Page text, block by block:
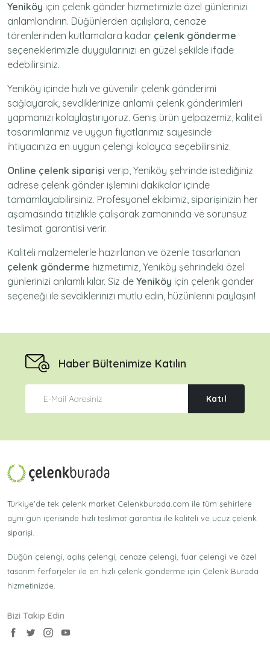
Yeniköy için çelenk gönder hizmetimizle özel günlerinizi
anlamlandırın. Düğünlerden açılışlara, cenaze
törenlerinden kutlamalara kadar çelenk gönderme
seçeneklerimizle duygularınızı en güzel şekilde ifade
edebilirsiniz.
Yeniköy içinde hızlı ve güvenilir çelenk gönderimi
sağlayarak, sevdiklerinize anlamlı çelenk gönderimleri
yapmanızı kolaylaştırıyoruz. Geniş ürün yelpazemiz, kaliteli
tasarımlarımız ve uygun fiyatlarımız sayesinde
ihtiyacınıza en uygun çelengi kolayca seçebilirsiniz.
Online çelenk siparişi verip, Yeniköy şehrinde istediğiniz
adrese çelenk gönder işlemini dakikalar içinde
tamamlayabilirsiniz. Profesyonel ekibimiz, siparişinizin her
aşamasında titizlikle çalışarak zamanında ve sorunsuz
teslimat garantisi verir.
Kaliteli malzemelerle hazırlanan ve özenle tasarlanan
çelenk gönderme hizmetimiz, Yeniköy şehrindeki özel
günlerinizi anlamlı kılar. Siz de Yeniköy için çelenk gönder
seçeneği ile sevdiklerinizi mutlu edin, hüzünlerini paylaşın!
Haber Bültenimize Katılın
Katıl
Türkiye'de tek çelenk market Celenkburada.com ile tüm şehirlere
aynı gün içerisinde hızlı teslimat garantisi ile kaliteli ve ucuz çelenk
siparişi.
Düğün çelengi, açılış çelengi, cenaze çelengi, fuar çelengi ve özel
tasarım ferforjeler ile en hızlı çelenk gönderme için Çelenk Burada
hizmetinizde.
Bizi Takip Edin